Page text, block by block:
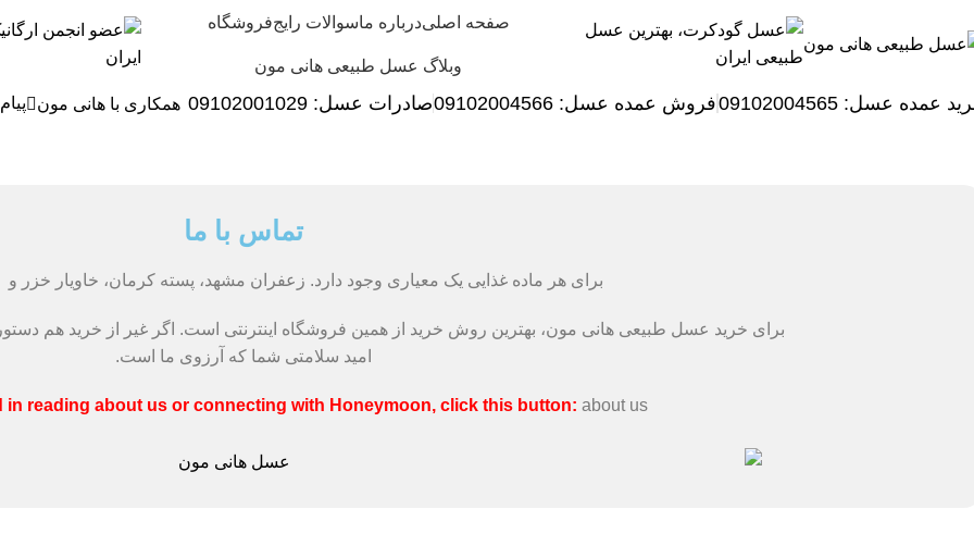
صفحه اصلیدرباره ماسوالات رایجفروشگاه
وبلاگ عسل طبیعی هانی مون
عمده عسل: 09102004565 فروش عمده عسل: 09102004566صادرات عسل: 09102001029 همکاری با هانی مون
تماس با ما
برای هر ماده غذایی یک معیاری وجود دارد. زعفران مشهد، پسته کرمان، خاویار
برای خرید عسل طبیعی هانی مون، بهترین روش خرید از همین فروشگاه اینترنتی است. اگر غیر از خرید هم
امید سلامتی شما که آرزوی ما است.
in reading about us or connecting with Honeymoon, click this button: about us